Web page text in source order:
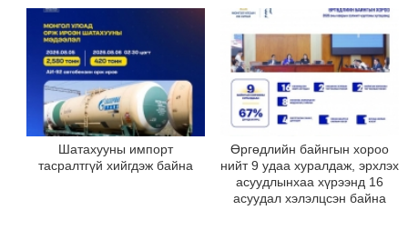
Шатахууны импорт
тасралтгүй хийгдэж байна
Өргөдлийн байнгын хороо
нийт 9 удаа хуралдаж, эрхлэх
асуудлынхаа хүрээнд 16
асуудал хэлэлцсэн байна